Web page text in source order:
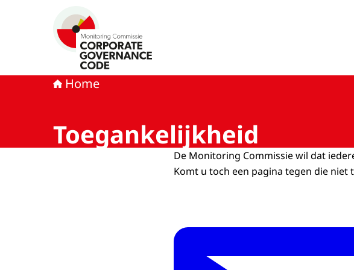
Home
Toegankelijkheid
De Monitoring Commissie wil dat
Komt u toch een pagina tegen die niet